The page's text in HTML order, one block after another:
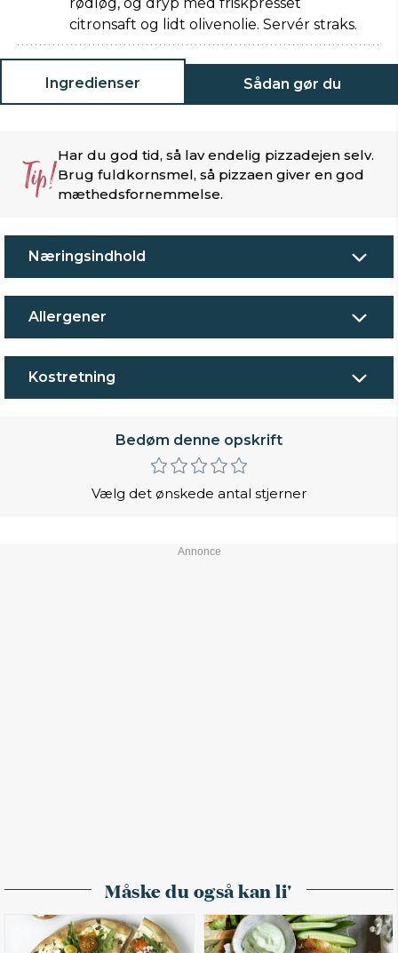
citronsaft og lidt olivenolie. Servér straks.
Ingredienser Sådan gør du
Tip!Har du god tid, så lav endelig pizzadejen selv.
Brug fuldkornsmel, så pizzaen giver en god
mæthedsfornemmelse.
Næringsindhold
Allergener
Kostretning
Bedøm denne opskrift
Vælg det ønskede antal stjerner
Måske du også kan li'